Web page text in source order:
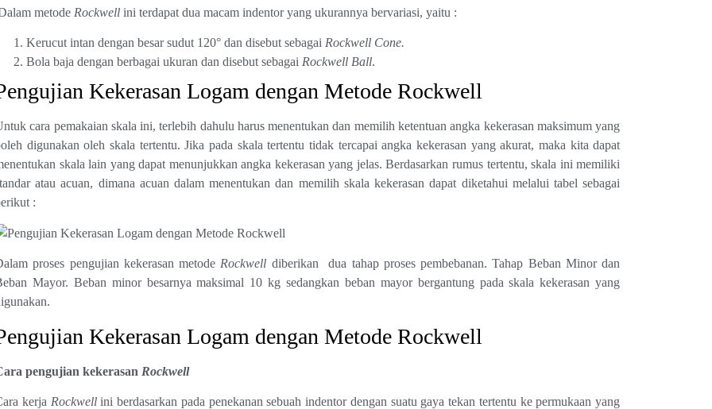
metode Rockwellini terdapat dua macam indentor yang ukurannya bervariasi, yaitu :
Kerucut intan dengan besar sudut 120° dan disebut sebagai Rockwell Cone.
Bola baja dengan berbagai ukuran dan disebut sebagai Rockwell Ball.
Kekerasan Logam dengan Metode Rockwell
cara pemakaian skala ini, terlebih dahulu harus menentukan dan memilih ketentuan angka kekerasan maksimum yang
digunakan oleh skala tertentu. Jika pada skala tertentu tidak tercapai angka kekerasan yang akurat, maka kita dapat
skala lain yang dapat menunjukkan angka kekerasan yang jelas. Berdasarkan rumus tertentu, skala ini memiliki
atau acuan, dimana acuan dalam menentukan dan memilih skala kekerasan dapat diketahui melalui tabel sebagai
:
proses pengujian kekerasan metode Rockwell diberikan dua tahap proses pembebanan. Tahap Beban Minor dan
Mayor. Beban minor besarnya maksimal 10 kg sedangkan beban mayor bergantung pada skala kekerasan yang
Kekerasan Logam dengan Metode Rockwell
pengujian kekerasan Rockwell
kerja Rockwellini berdasarkan pada penekanan sebuah indentor dengan suatu gaya tekan tertentu ke permukaan yang